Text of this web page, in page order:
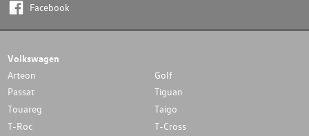
Facebook
Volkswagen
Arteon
Golf
Passat
Tiguan
Touareg
Taigo
T-Roc
T-Cross